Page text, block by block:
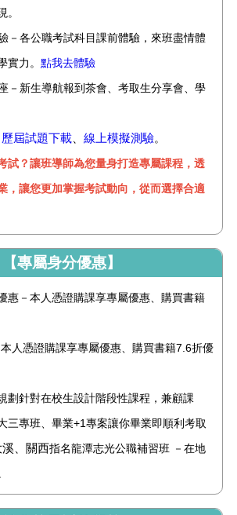
－各公職考試科目課前體驗，來班盡情體
實力。 點我去體驗
－新生導航報到茶會、考取生分享會、學
歷屆試題下載、 線上模擬測驗。
試？讓班導師為您量身打造專屬課程，透
，讓您更加掌握考試動向，從而選擇合適
【專屬身分優惠】
惠－本人憑證購課享專屬優惠、購買書籍
人憑證購課享專屬優惠、購買書籍7.6折優
劃針對在校生設計階段性課程，兼顧課
三專班、畢業+1專案讓你畢業即順利考取
、關西指名龍潭志光公職補習班 －在地